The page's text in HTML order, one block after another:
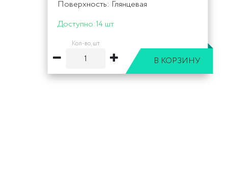
Поверхность: Глянцевая
Доступно:14 шт
Кол-во, шт
В КОРЗИНУ